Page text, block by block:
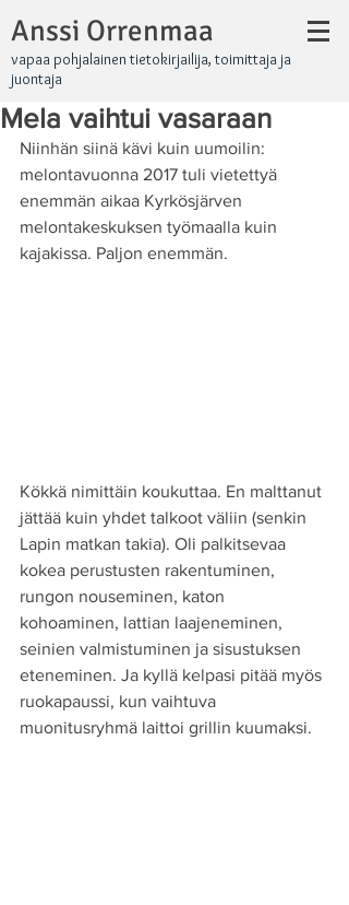
Anssi Orrenmaa
vapaa pohjalainen tietokirjailija, toimittaja ja
juontaja
Mela vaihtui vasaraan
Niinhän siinä kävi kuin uumoilin:
melontavuonna 2017 tuli vietettyä
enemmän aikaa Kyrkösjärven
melontakeskuksen työmaalla kuin
kajakissa. Paljon enemmän.
Kökkä nimittäin koukuttaa. En malttanut
jättää kuin yhdet talkoot väliin (senkin
Lapin matkan takia). Oli palkitsevaa
kokea perustusten rakentuminen,
rungon nouseminen, katon
kohoaminen, lattian laajeneminen,
seinien valmistuminen ja sisustuksen
eteneminen. Ja kyllä kelpasi pitää myös
ruokapaussi, kun vaihtuva
muonitusryhmä laittoi grillin kuumaksi.